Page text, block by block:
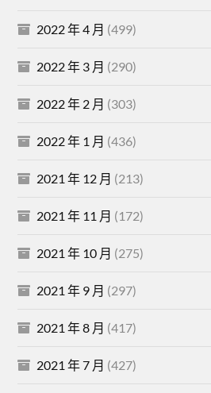
2022 年 4 月 (499)
2022 年 3 月 (290)
2022 年 2 月 (303)
2022 年 1 月 (436)
2021 年 12 月 (213)
2021 年 11 月 (172)
2021 年 10 月 (275)
2021 年 9 月 (297)
2021 年 8 月 (417)
2021 年 7 月 (427)